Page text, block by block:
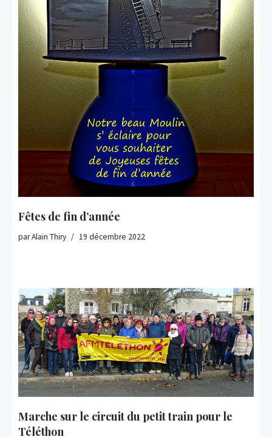
Fêtes de fin d’année
parAlain Thiry 19 décembre 2022
Marche sur le circuit du petit train pour le
Téléthon